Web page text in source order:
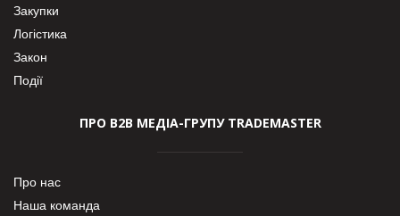
Закупки
Логістика
Закон
Події
ПРО В2В МЕДІА-ГРУПУ TRADEMASTER
Про нас
Наша команда